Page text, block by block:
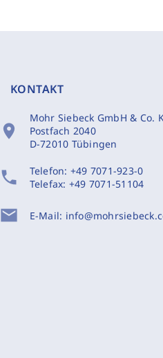
KONTAKT
location_on
Mohr Siebeck GmbH & Co.
Postfach 2040
D-72010 Tübingen
phone Telefon: +49 7071-923-0
Telefax: +49 7071-51104
mail E-Mail: